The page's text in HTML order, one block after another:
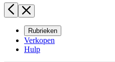
Rubrieken
Verkopen
Hulp